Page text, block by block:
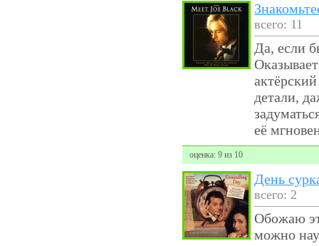
всего: 11
Да, если
детали,
её
оценка: 9 из 10
День
всего: 2
Обожаю
можно